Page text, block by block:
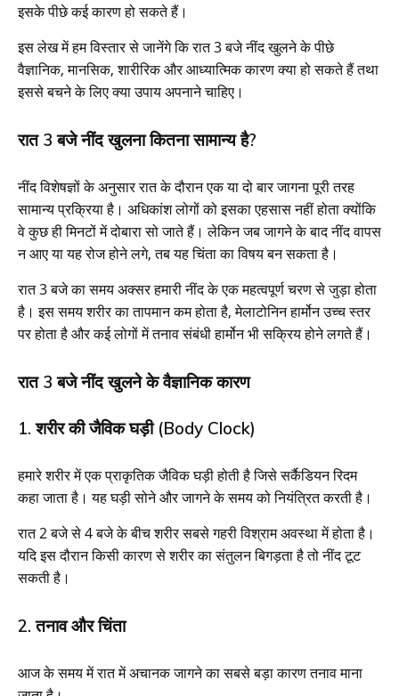
इसके पीछे कई कारण हो सकते हैं।
इस लेख में हम विस्तार से जानेंगे कि रात 3 बजे नींद खुलने के पीछे
वैज्ञानिक, मानसिक, शारीरिक और आध्यात्मिक कारण क्या हो सकते हैं तथा
इससे बचने के लिए क्या उपाय अपनाने चाहिए।
रात 3 बजे नींद खुलना कितना सामान्य है?
नींद विशेषज्ञों के अनुसार रात के दौरान एक या दो बार जागना पूरी तरह
सामान्य प्रक्रिया है। अधिकांश लोगों को इसका एहसास नहीं होता क्योंकि
वे कुछ ही मिनटों में दोबारा सो जाते हैं। लेकिन जब जागने के बाद नींद वापस
न आए या यह रोज होने लगे, तब यह चिंता का विषय बन सकता है।
रात 3 बजे का समय अक्सर हमारी नींद के एक महत्वपूर्ण चरण से जुड़ा होता
है। इस समय शरीर का तापमान कम होता है, मेलाटोनिन हार्मोन उच्च स्तर
पर होता है और कई लोगों में तनाव संबंधी हार्मोन भी सक्रिय होने लगते हैं।
रात 3 बजे नींद खुलने के वैज्ञानिक कारण
1. शरीर की जैविक घड़ी (Body Clock)
हमारे शरीर में एक प्राकृतिक जैविक घड़ी होती है जिसे सर्कैडियन रिदम
कहा जाता है। यह घड़ी सोने और जागने के समय को नियंत्रित करती है।
रात 2 बजे से 4 बजे के बीच शरीर सबसे गहरी विश्राम अवस्था में होता है।
यदि इस दौरान किसी कारण से शरीर का संतुलन बिगड़ता है तो नींद टूट
सकती है।
2. तनाव और चिंता
आज के समय में रात में अचानक जागने का सबसे बड़ा कारण तनाव माना